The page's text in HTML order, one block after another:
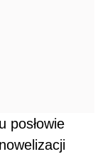
posłowie
nowelizacji